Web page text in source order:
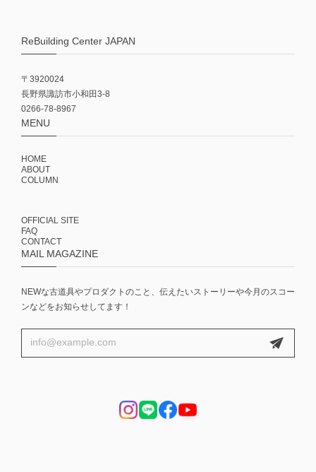
ReBuilding Center JAPAN
〒3920024
長野県諏訪市小和田3-8
0266-78-8967
MENU
HOME
ABOUT
COLUMN
OFFICIAL SITE
FAQ
CONTACT
MAIL MAGAZINE
NEWな古道具やプロダクトのこと、伝えたいストーリーや今月のスコー
ンなどをお知らせしてます！